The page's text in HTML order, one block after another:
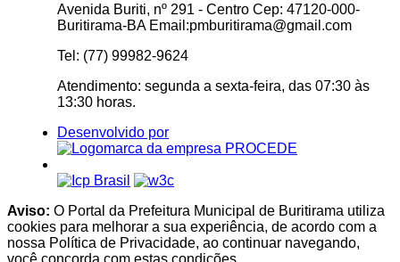
Avenida Buriti, nº 291 - Centro Cep: 47120-000-
Buritirama-BA Email:pmburitirama@gmail.com
Tel: (77) 99982-9624
Atendimento: segunda a sexta-feira, das 07:30 às
13:30 horas.
Desenvolvido por
Aviso: O Portal da Prefeitura Municipal de Buritirama utiliza
cookies para melhorar a sua experiência, de acordo com a
nossa Política de Privacidade, ao continuar navegando,
você concorda com estas condições.